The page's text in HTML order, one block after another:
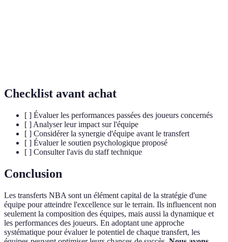
Checklist avant achat
[ ] Évaluer les performances passées des joueurs concernés
[ ] Analyser leur impact sur l'équipe
[ ] Considérer la synergie d'équipe avant le transfert
[ ] Évaluer le soutien psychologique proposé
[ ] Consulter l'avis du staff technique
Conclusion
Les transferts NBA sont un élément capital de la stratégie d'une
équipe pour atteindre l'excellence sur le terrain. Ils influencent non
seulement la composition des équipes, mais aussi la dynamique et
les performances des joueurs. En adoptant une approche
systématique pour évaluer le potentiel de chaque transfert, les